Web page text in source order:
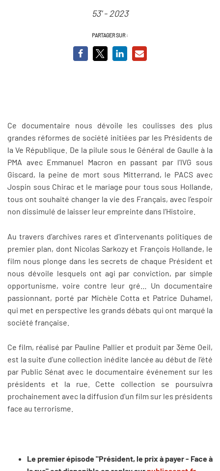
53' - 2023
PARTAGER SUR :
Ce documentaire nous dévoile les coulisses des plus
grandes réformes de société initiées par les Présidents de
la Ve République. De la pilule sous le Général de Gaulle à la
PMA avec Emmanuel Macron en passant par l’IVG sous
Giscard, la peine de mort sous Mitterrand, le PACS avec
Jospin sous Chirac et le mariage pour tous sous Hollande,
tous ont souhaité changer la vie des Français, avec l’espoir
non dissimulé de laisser leur empreinte dans l’Histoire.
Au travers d’archives rares et d’intervenants politiques de
premier plan, dont Nicolas Sarkozy et François Hollande, le
film nous plonge dans les secrets de chaque Président et
nous dévoile lesquels ont agi par conviction, par simple
opportunisme, voire contre leur gré… Un documentaire
passionnant, porté par Michèle Cotta et Patrice Duhamel,
qui met en perspective les grands débats qui ont marqué la
société française.
Ce film, réalisé par Pauline Pallier et produit par 3ème Oeil,
est la suite d’une collection inédite lancée au début de l’été
par Public Sénat avec le documentaire événement sur les
présidents et la rue. Cette collection se poursuivra
prochainement avec la diffusion d’un film sur les présidents
face au terrorisme.
Le premier épisode "Président, le prix à payer - Face à